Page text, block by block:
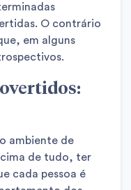
O contrário
em alguns
ambiente de
de tudo, ter
cada pessoa é